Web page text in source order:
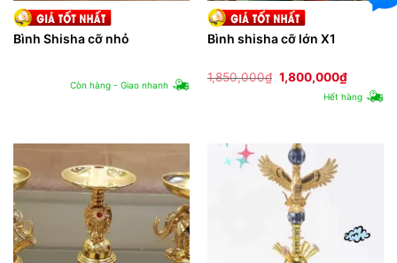
Bình Shisha cỡ nhỏ
Còn hàng - Giao nhanh
Bình shisha cỡ lớn X1
1,850,000₫ Giá
gốc
1,800,000₫Giá
hiện
tại
Hết hàng